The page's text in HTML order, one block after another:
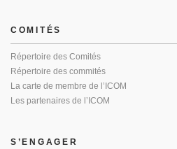
COMITÉS
Répertoire des Comités
Répertoire des commités
La carte de membre de l’ICOM
Les partenaires de l’ICOM
S’ENGAGER